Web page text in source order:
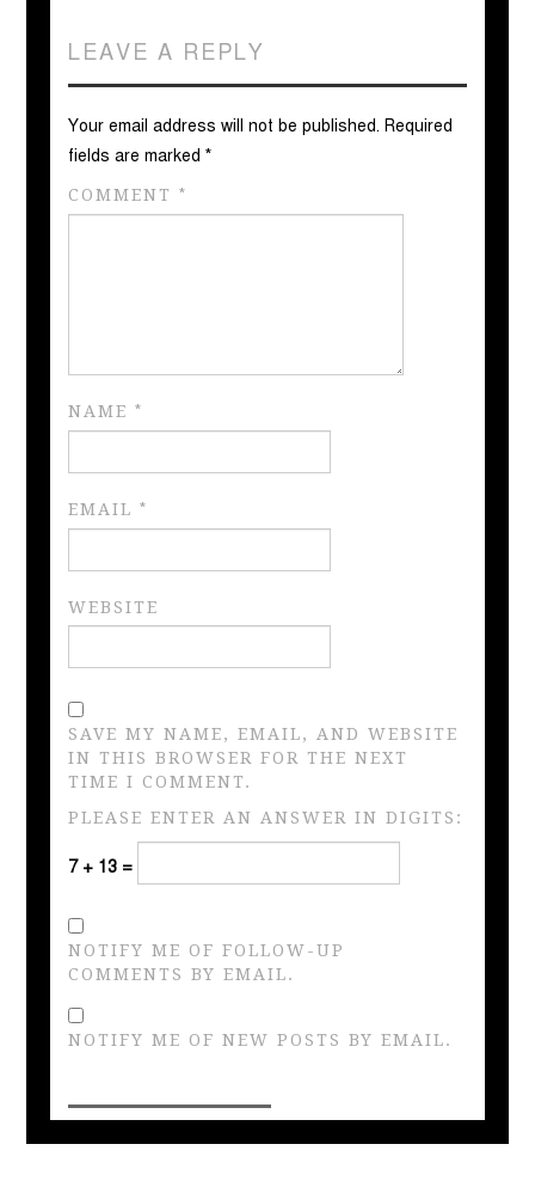
LEAVE A REPLY
Your email address will not be published. Required
fields are marked*
COMMENT*
NAME*
EMAIL*
WEBSITE
SAVE MY NAME, EMAIL, AND WEBSITE
IN THIS BROWSER FOR THE NEXT
TIME I COMMENT.
PLEASE ENTER AN ANSWER IN DIGITS:
7 + 13 =
NOTIFY ME OF FOLLOW-UP
COMMENTS BY EMAIL.
NOTIFY ME OF NEW POSTS BY EMAIL.